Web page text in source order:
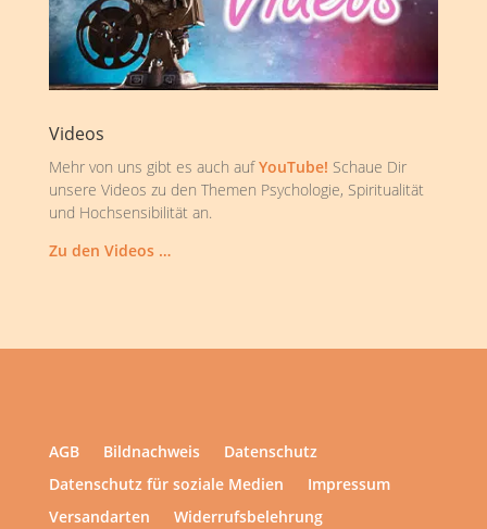
Videos
Mehr von uns gibt es auch aufYouTube! Schaue Dir
unsere Videos zu den Themen Psychologie, Spiritualität
und Hochsensibilität an.
Zu den Videos …
AGB Bildnachweis
Datenschutz
Datenschutz für soziale Medien
Impressum
Versandarten
Widerrufsbelehrung